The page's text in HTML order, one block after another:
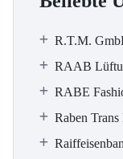
R.T.M.
RAAB
RABE
Raben